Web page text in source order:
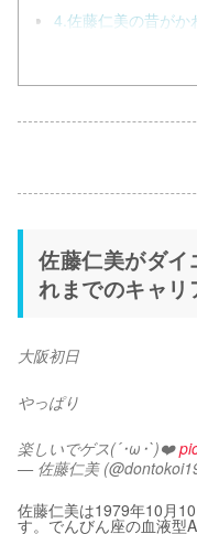
4.佐藤仁美の昔がか
佐藤仁美がダイ
れまでのキャリ
大阪初日
やっぱり
楽しいでゲス(´･ω･`)❤️
— 佐藤仁美
佐藤仁美は1979年10月
す。でんびん座の血液型